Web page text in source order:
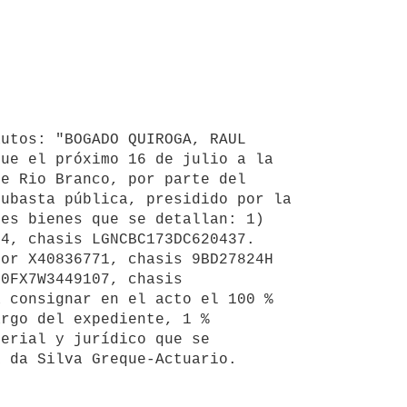
QUIROGA, RAUL
que el próximo 16 de julio a la
Rio Branco, por parte del
pública, presidido por la
bienes que se detallan: 1)
chasis LGNCBC173DC620437.
X40836771, chasis 9BD27824H
chasis
consignar en el acto el 100 %
del expediente, 1 %
y jurídico que se
Silva Greque-Actuario.